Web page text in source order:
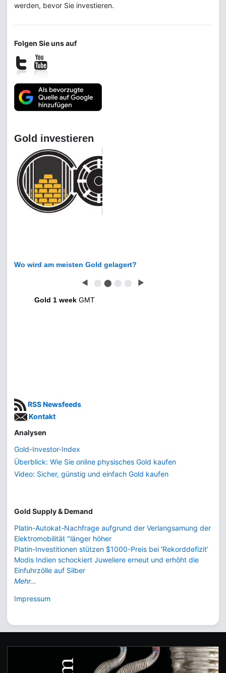
werden, bevor Sie investieren.
Folgen Sie uns auf
Gold investieren
Wo wird am meisten Gold gelagert?
◀ ⬤ ⬤ ⬤ ⬤ ▶
Gold 1 week GMT
RSS Newsfeeds
Kontakt
Analysen
Gold-Investor-Index
Überblick: Wie Sie online physisches Gold kaufen
Video: Sicher, günstig und einfach Gold kaufen
Gold Supply & Demand
Platin-Autokat-Nachfrage aufgrund der Verlangsamung der
Elektromobilität "länger höher
Platin-Investitionen stützen $1000-Preis bei 'Rekorddefizit'
Modis Indien schockiert Juweliere erneut und erhöht die
Einfuhrzölle auf Silber
Mehr...
Impressum